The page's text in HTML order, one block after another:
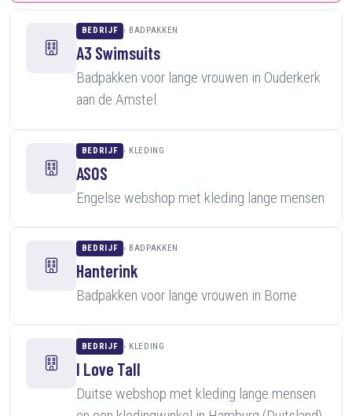
BEDRIJF BADPAKKEN
A3 Swimsuits
Badpakken voor lange vrouwen in Ouderkerk
aan de Amstel
BEDRIJF KLEDING
ASOS
Engelse webshop met kleding lange mensen
BEDRIJF BADPAKKEN
Hanterink
Badpakken voor lange vrouwen in Borne
BEDRIJF KLEDING
I Love Tall
Duitse webshop met kleding lange mensen